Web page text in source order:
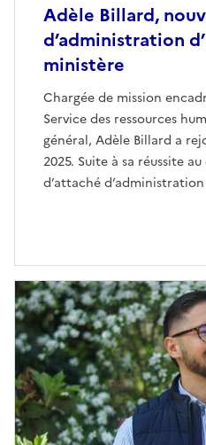
Adèle Billard,
d’administration
ministère
Chargée de mission
Service des ressources
général, Adèle Billard a
2025. Suite à sa réussite
d’attaché
écologique. Un an
stagiaire fonctionnaire.